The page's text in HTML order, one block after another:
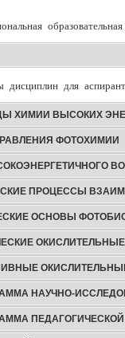
дисциплин для
ХИМИИ ВЫСОКИХ
ФОТОХИМИИ
ПРОЦЕССЫ
ОСНОВЫ
НАУЧНО-
ПЕДАГОГИЧЕСКОЙ